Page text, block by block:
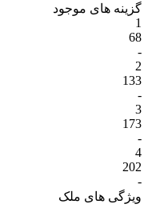
گزینه های موجود
1
68
-
2
133
-
3
173
-
4
202
-
ویژگی های ملک